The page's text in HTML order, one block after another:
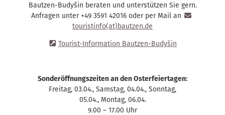
Bautzen-Budyšin beraten und unterstützen Sie gern.
Anfragen unter +49 3591 42016 oder per Mail an
touristinfo(at)bautzen.de
Tourist-Information Bautzen-Budyšin
Sonderöffnungszeiten an den Osterfeiertagen:
Freitag, 03.04., Samstag, 04.04., Sonntag,
05.04., Montag, 06.04.
9.00 – 17.00 Uhr